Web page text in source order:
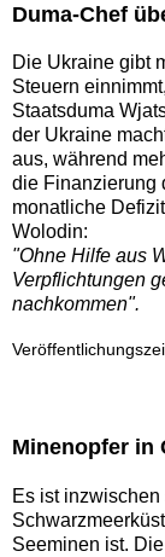
Duma-Chef
Die Ukraine gibt
Steuern
Staatsduma
der Ukraine
aus, während
die Finanzierung
monatliche
Wolodin:
"Ohne Hilfe aus
Verpflichtungen
nachkommen".
Minenopfer in
Es ist
Seeminen ist.